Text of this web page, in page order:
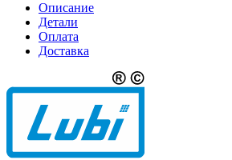
Описание
Детали
Оплата
Доставка